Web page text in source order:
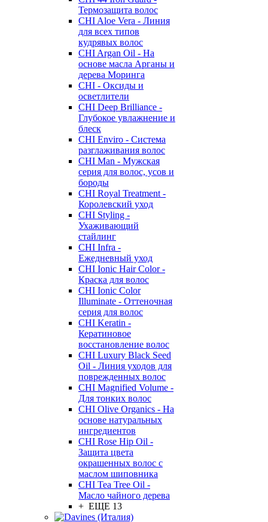
Термозащита волос
CHI Aloe Vera - Линия
для всех типов
кудрявых волос
CHI Argan Oil - На
основе масла Арганы и
дерева Моринга
CHI - Оксиды и
осветлители
CHI Deep Brilliance -
Глубокое увлажнение и
блеск
CHI Enviro - Система
разглаживания волос
CHI Man - Мужская
серия для волос, усов и
бороды
CHI Royal Treatment -
Королевский уход
CHI Styling -
Ухаживающий
стайлинг
CHI Infra -
Ежедневный уход
CHI Ionic Hair Color -
Краска для волос
CHI Ionic Color
Illuminate - Оттеночная
серия для волос
CHI Keratin -
Кератиновое
восстановление волос
CHI Luxury Black Seed
Oil - Линия уходов для
поврежденных волос
CHI Magnified Volume -
Для тонких волос
CHI Olive Organics - На
основе натуральных
ингредиентов
CHI Rose Hip Oil -
Защита цвета
окрашенных волос с
маслом шиповника
CHI Tea Tree Oil -
Масло чайного дерева
+ ЕЩЕ 13